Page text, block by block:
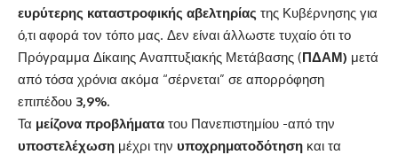
ευρύτερης καταστροφικής αβελτηρίας της Κυβέρνησης για
ό,τι αφορά τον τόπο μας. Δεν είναι άλλωστε τυχαίο ότι το
Πρόγραμμα Δίκαιης Αναπτυξιακής Μετάβασης (ΠΔΑΜ) μετά
από τόσα χρόνια ακόμα “σέρνεται” σε απορρόφηση
επιπέδου 3,9%.
Τα μείζονα προβλήματα του Πανεπιστημίου -από την
υποστελέχωση μέχρι την υποχρηματοδότηση και τα